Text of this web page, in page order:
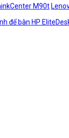
M90t
để bàn HP